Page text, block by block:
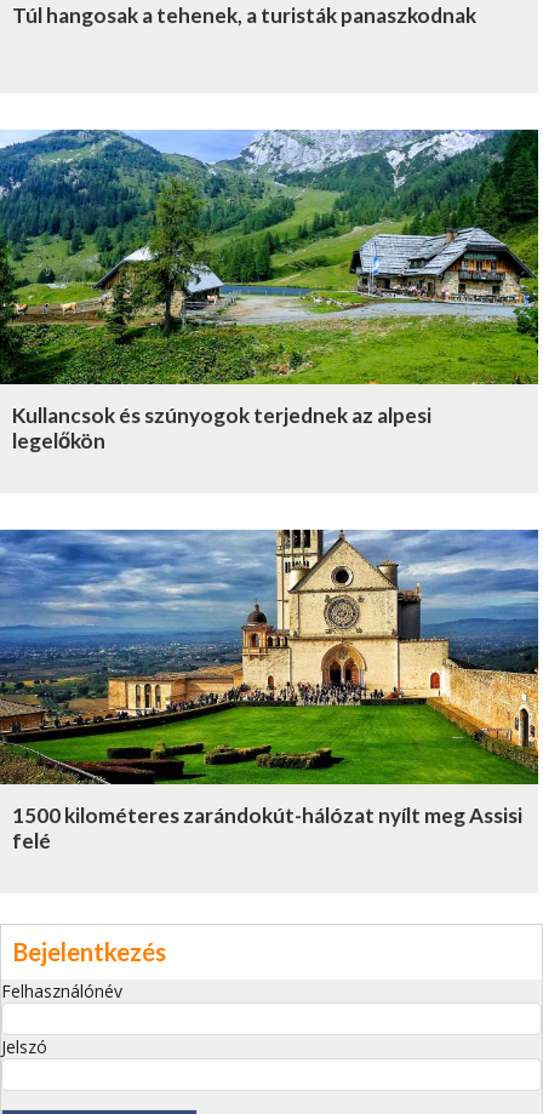
Túl hangosak a tehenek, a turisták panaszkodnak
Kullancsok és szúnyogok terjednek az alpesi
legelőkön
1500 kilométeres zarándokút-hálózat nyílt meg Assisi
felé
Bejelentkezés
Felhasználónév
Jelszó